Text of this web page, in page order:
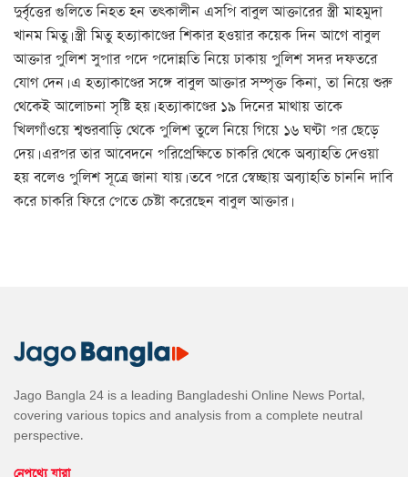
দুর্বৃত্তের গুলিতে নিহত হন তৎকালীন এসপি বাবুল আক্তারের স্ত্রী মাহমুদা
খানম মিতু। স্ত্রী মিতু হত্যাকাণ্ডের শিকার হওয়ার কয়েক দিন আগে বাবুল
আক্তার পুলিশ সুপার পদে পদোন্নতি নিয়ে ঢাকায় পুলিশ সদর দফতরে
যোগ দেন। এ হত্যাকাণ্ডের সঙ্গে বাবুল আক্তার সম্পৃক্ত কিনা, তা নিয়ে শুরু
থেকেই আলোচনা সৃষ্টি হয়। হত্যাকাণ্ডের ১৯ দিনের মাথায় তাকে
খিলগাঁওয়ে শ্বশুরবাড়ি থেকে পুলিশ তুলে নিয়ে গিয়ে ১৬ ঘণ্টা পর ছেড়ে
দেয়। এরপর তার আবেদনে পরিপ্রেক্ষিতে চাকরি থেকে অব্যাহতি দেওয়া
হয় বলেও পুলিশ সূত্রে জানা যায়। তবে পরে স্বেচ্ছায় অব্যাহতি চাননি দাবি
করে চাকরি ফিরে পেতে চেষ্টা করেছেন বাবুল আক্তার।
Jago Bangla 24 is a leading Bangladeshi Online News Portal,
covering various topics and analysis from a complete neutral
perspective.